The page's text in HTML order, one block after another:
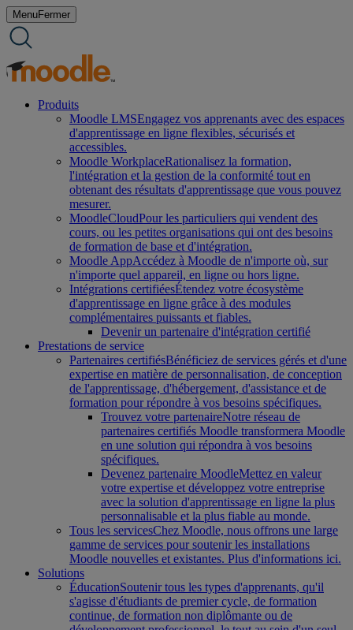
Aller
au
contenu
MenuFermer
Produits
Moodle LMSEngagez vos apprenants avec des espaces
d'apprentissage en ligne flexibles, sécurisés et
accessibles.
Moodle WorkplaceRationalisez la formation,
l'intégration et la gestion de la conformité tout en
obtenant des résultats d'apprentissage que vous pouvez
mesurer.
MoodleCloudPour les particuliers qui vendent des
cours, ou les petites organisations qui ont des besoins
de formation de base et d'intégration.
Moodle AppAccédez à Moodle de n'importe où, sur
n'importe quel appareil, en ligne ou hors ligne.
Intégrations certifiéesÉtendez votre écosystème
d'apprentissage en ligne grâce à des modules
complémentaires puissants et fiables.
Devenir un partenaire d'intégration certifié
Prestations de service
Partenaires certifiésBénéficiez de services gérés et d'une
expertise en matière de personnalisation, de conception
de l'apprentissage, d'hébergement, d'assistance et de
formation pour répondre à vos besoins spécifiques.
Trouvez votre partenaireNotre réseau de
partenaires certifiés Moodle transformera Moodle
en une solution qui répondra à vos besoins
spécifiques.
Devenez partenaire MoodleMettez en valeur
votre expertise et développez votre entreprise
avec la solution d'apprentissage en ligne la plus
personnalisable et la plus fiable au monde.
Tous les servicesChez Moodle, nous offrons une large
gamme de services pour soutenir les installations
Moodle nouvelles et existantes. Plus d'informations ici.
Solutions
ÉducationSoutenir tous les types d'apprenants, qu'il
s'agisse d'étudiants de premier cycle, de formation
continue, de formation non diplômante ou de